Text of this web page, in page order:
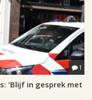
1
'Blijf in gesprek met